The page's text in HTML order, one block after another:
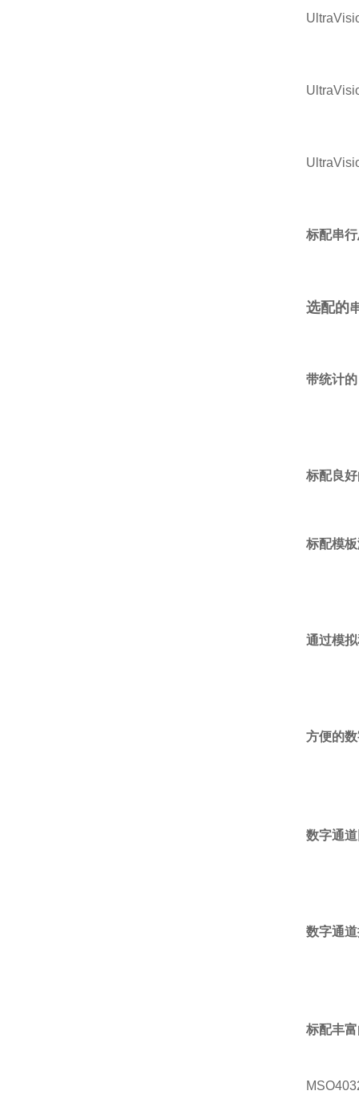
标配串
选配的
带统计
标配良
标配模
通过模
方便的
数字通
数字通
标配丰